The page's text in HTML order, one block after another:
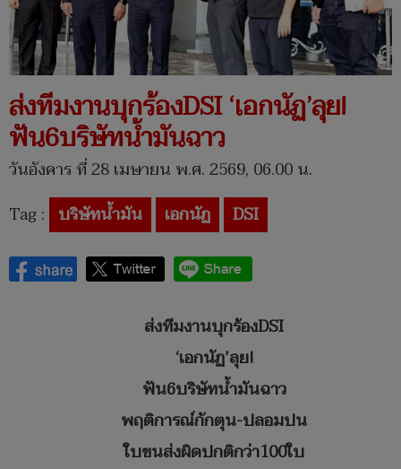
ส่งทีมงานบุกร้องDSI ‘เอกนัฏ’ลุย!
ฟัน6บริษัทน้ำมันฉาว
วันอังคาร ที่ 28 เมษายน พ.ศ. 2569, 06.00 น.
Tag : บริษัทน้ำมัน เอกนัฏ DSI
ส่งทีมงานบุกร้องDSI
‘เอกนัฏ’ลุย!
ฟัน6บริษัทน้ำมันฉาว
พฤติการณ์กักตุน-ปลอมปน
ใบขนส่งผิดปกติกว่า100ใบ